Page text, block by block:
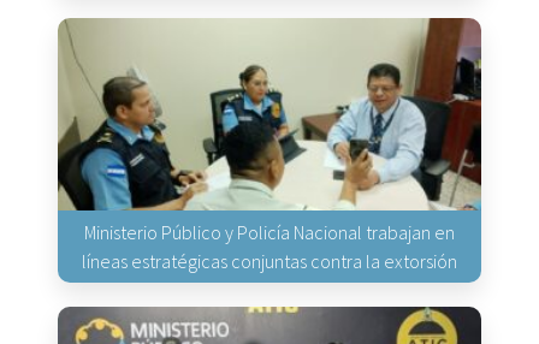
Ministerio Público y Policía Nacional trabajan en
líneas estratégicas conjuntas contra la extorsión